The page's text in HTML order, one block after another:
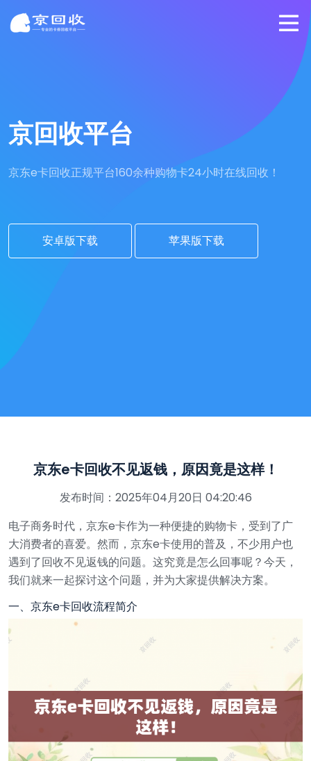
京回收平台
京东e卡回收正规平台160余种购物卡24小时在线回收！
安卓版下载 苹果版下载
京东e卡回收不见返钱，原因竟是这样！
发布时间：2025年04月20日 04:20:46
电子商务时代，京东e卡作为一种便捷的购物卡，受到了广
大消费者的喜爱。然而，京东e卡使用的普及，不少用户也
遇到了回收不见返钱的问题。这究竟是怎么回事呢？今天，
我们就来一起探讨这个问题，并为大家提供解决方案。
一、京东e卡回收流程简介